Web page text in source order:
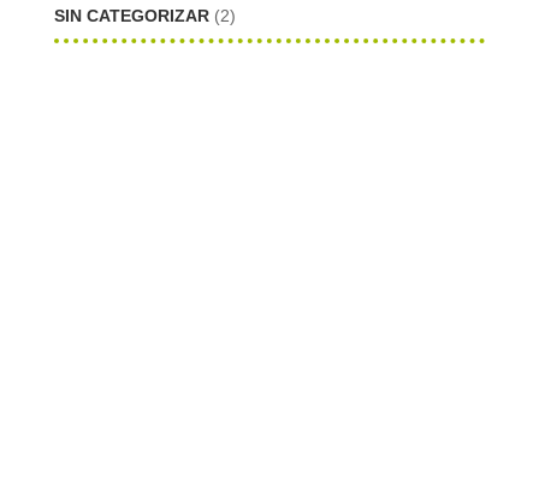
SIN CATEGORIZAR (2)